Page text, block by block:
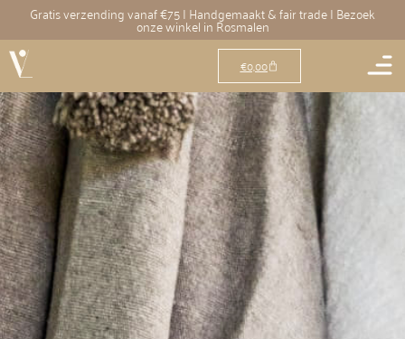
Gratis verzending vanaf €75 | Handgemaakt & fair trade | Bezoek
onze winkel in Rosmalen
€0,00